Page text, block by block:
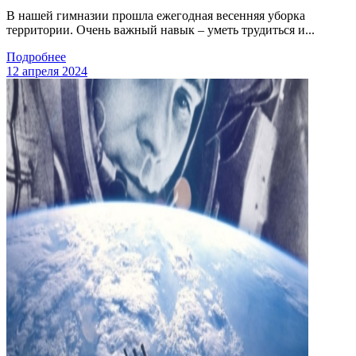
В нашей гимназии прошла ежегодная весенняя уборка
территории. Очень важный навык – уметь трудиться и...
Подробнее
12 апреля 2024